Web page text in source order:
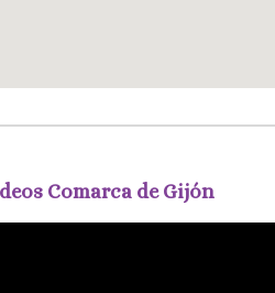
Comarca de Gijón